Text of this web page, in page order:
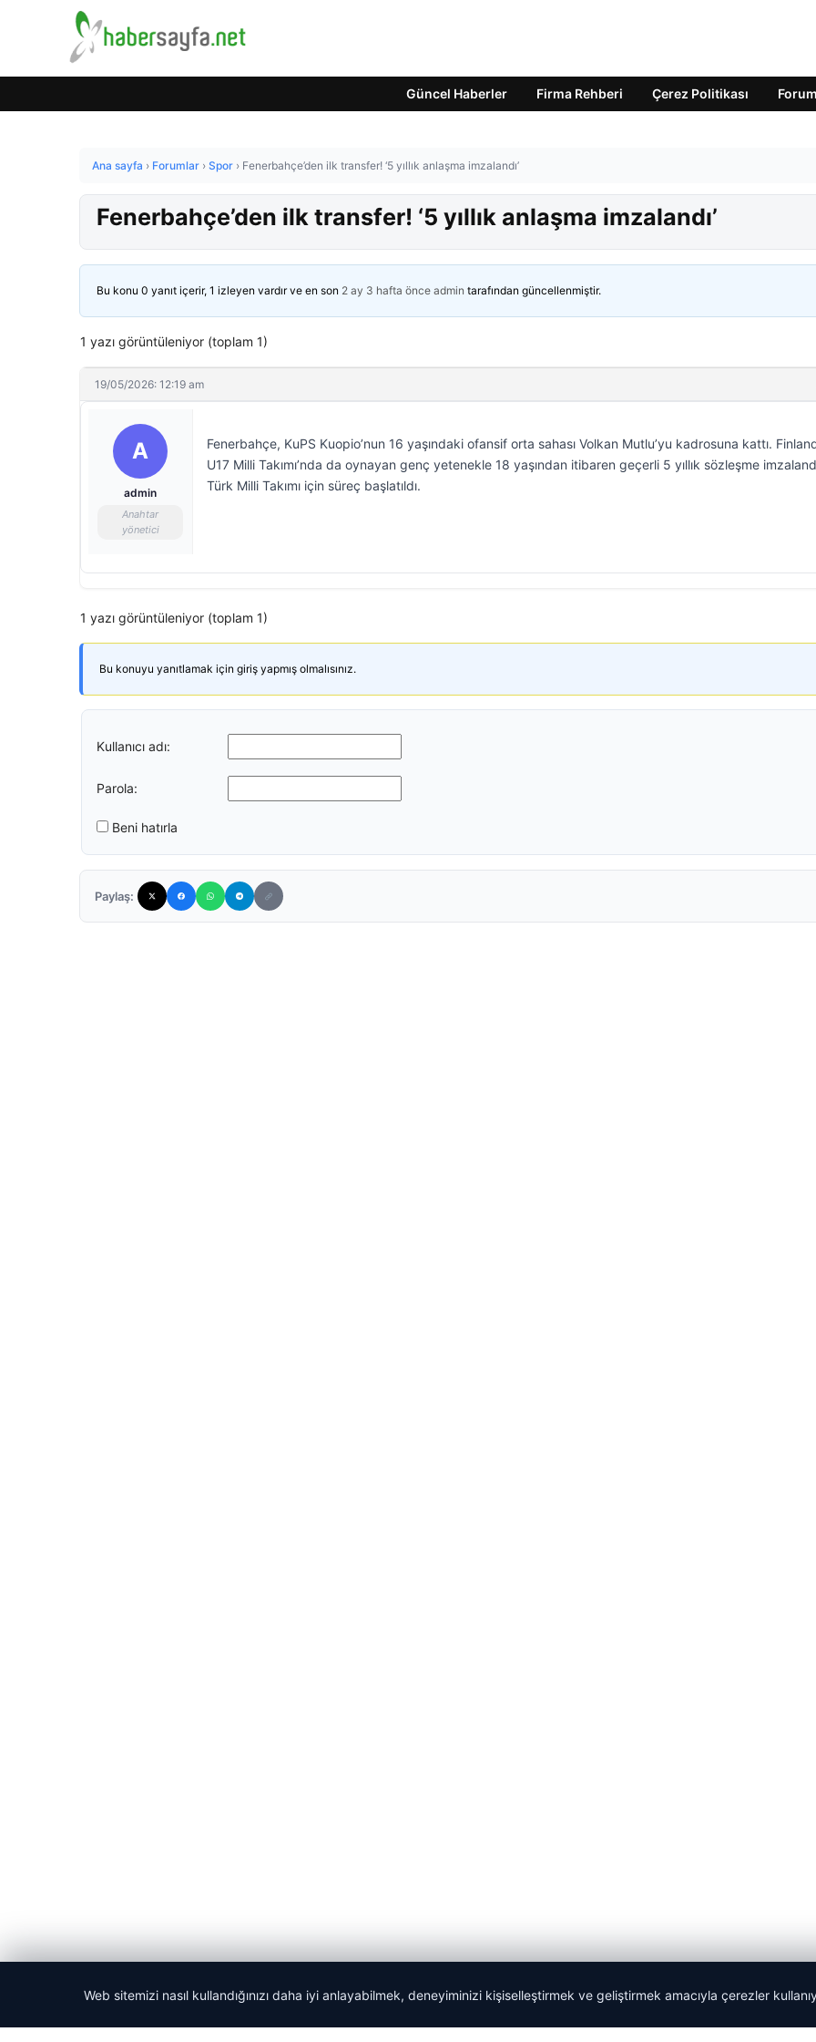
Güncel Haberler Firma Rehberi Çerez Politikası Forum
Ana sayfa › Forumlar › Spor › Fenerbahçe’den ilk transfer! ‘5 yıllık anlaşma imzalandı’
Fenerbahçe’den ilk transfer! ‘5 yıllık anlaşma imzalandı’
Bu konu 0 yanıt içerir, 1 izleyen vardır ve en son 2 ay 3 hafta önce admin tarafından güncellenmiştir.
1 yazı görüntüleniyor (toplam 1)
19/05/2026: 12:19 am
A
admin
Anahtar
yönetici
Fenerbahçe, KuPS Kuopio’nun 16 yaşındaki ofansif orta sahası Volkan Mutlu’yu kadrosuna kattı.
U17 Milli Takımı’nda da oynayan genç yetenekle 18 yaşından itibaren geçerli 5 yıllık sözleşme
Türk Milli Takımı için süreç başlatıldı.
1 yazı görüntüleniyor (toplam 1)
Bu konuyu yanıtlamak için giriş yapmış olmalısınız.
Kullanıcı adı:
Parola:
Beni hatırla
Paylaş:
© 2026 Haber Sayfa – Güncel Haberler
Web sitemizi nasıl kullandığınızı daha iyi anlayabilmek, deneyiminizi kişiselleştirmek ve geliştirmek amacıyla çerezler